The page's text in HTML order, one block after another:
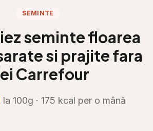
SEMINTE
seminte floarea
si prajite fara
Carrefour
la 100g · 175 kcal per o mână